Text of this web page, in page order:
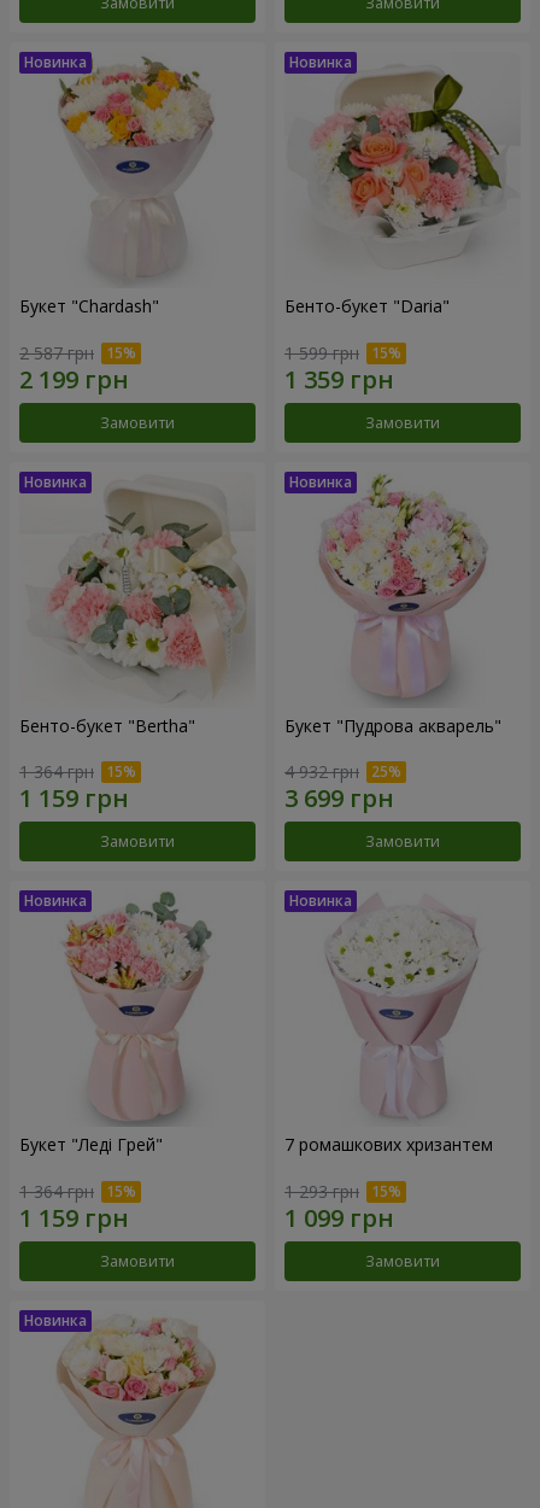
Букет "Chardash"
2 587 грн
Замовити
Бенто-букет "Daria"
1 599 грн
Замовити
Бенто-букет "Bertha"
1 364 грн
Замовити
Букет "Пудрова акварель"
4 932 грн
Замовити
Букет "Леді Грей"
1 364 грн
Замовити
7 ромашкових хризантем
1 293 грн
Замовити